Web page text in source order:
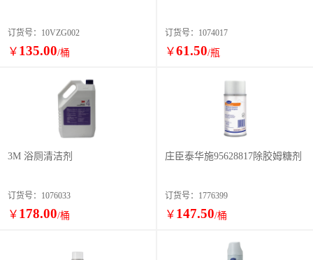
订货号：10VZG002
￥ 135.00/桶
订货号：1074017
￥61.50/瓶
3M 浴厕清洁剂
订货号：1076033
￥ 178.00/桶
庄臣泰华施95628817除胶姆糖剂
订货号：1776399
￥ 147.50/桶